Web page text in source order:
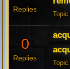
Replies
0
Replies